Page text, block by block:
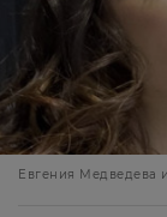
Евгения Медведева